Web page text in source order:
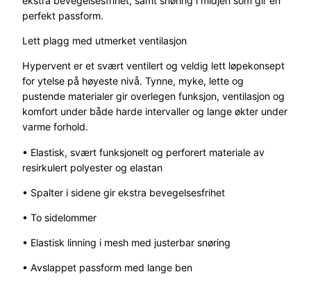
perfekt passform.
Lett plagg med utmerket ventilasjon
Hypervent er et svært ventilert og veldig lett løpekonsept
for ytelse på høyeste nivå. Tynne, myke, lette og
pustende materialer gir overlegen funksjon, ventilasjon og
komfort under både harde intervaller og lange økter under
varme forhold.
• Elastisk, svært funksjonelt og perforert materiale av
resirkulert polyester og elastan
• Spalter i sidene gir ekstra bevegelsesfrihet
• To sidelommer
• Elastisk linning i mesh med justerbar snøring
• Avslappet passform med lange ben